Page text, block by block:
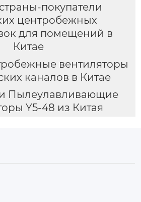
покупатели
центробежных
для помещений в
Китае
вентиляторы
каналов в Китае
Пылеулавливающие
Y5-48 из Китая